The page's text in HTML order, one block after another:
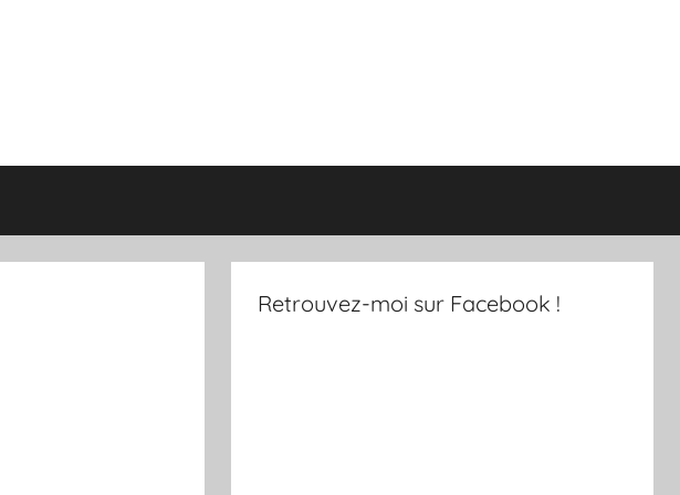
Retrouvez-moi sur Facebook !